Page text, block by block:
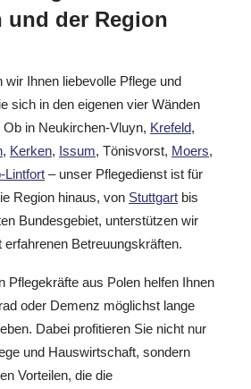
und der Region
wir Ihnen liebevolle Pflege und
sich in den eigenen vier Wänden
in Neukirchen-Vluyn, Krefeld,
, Kerken, Issum, Tönisvorst, Moers,
Lintfort – unser Pflegedienst ist für
Region hinaus, von Stuttgart bis
Bundesgebiet, unterstützen wir
erfahrenen Betreuungskräften.
Pflegekräfte aus Polen helfen Ihnen
oder Demenz möglichst lange
Dabei profitieren Sie nicht nur
und Hauswirtschaft, sondern
Vorteilen, die die